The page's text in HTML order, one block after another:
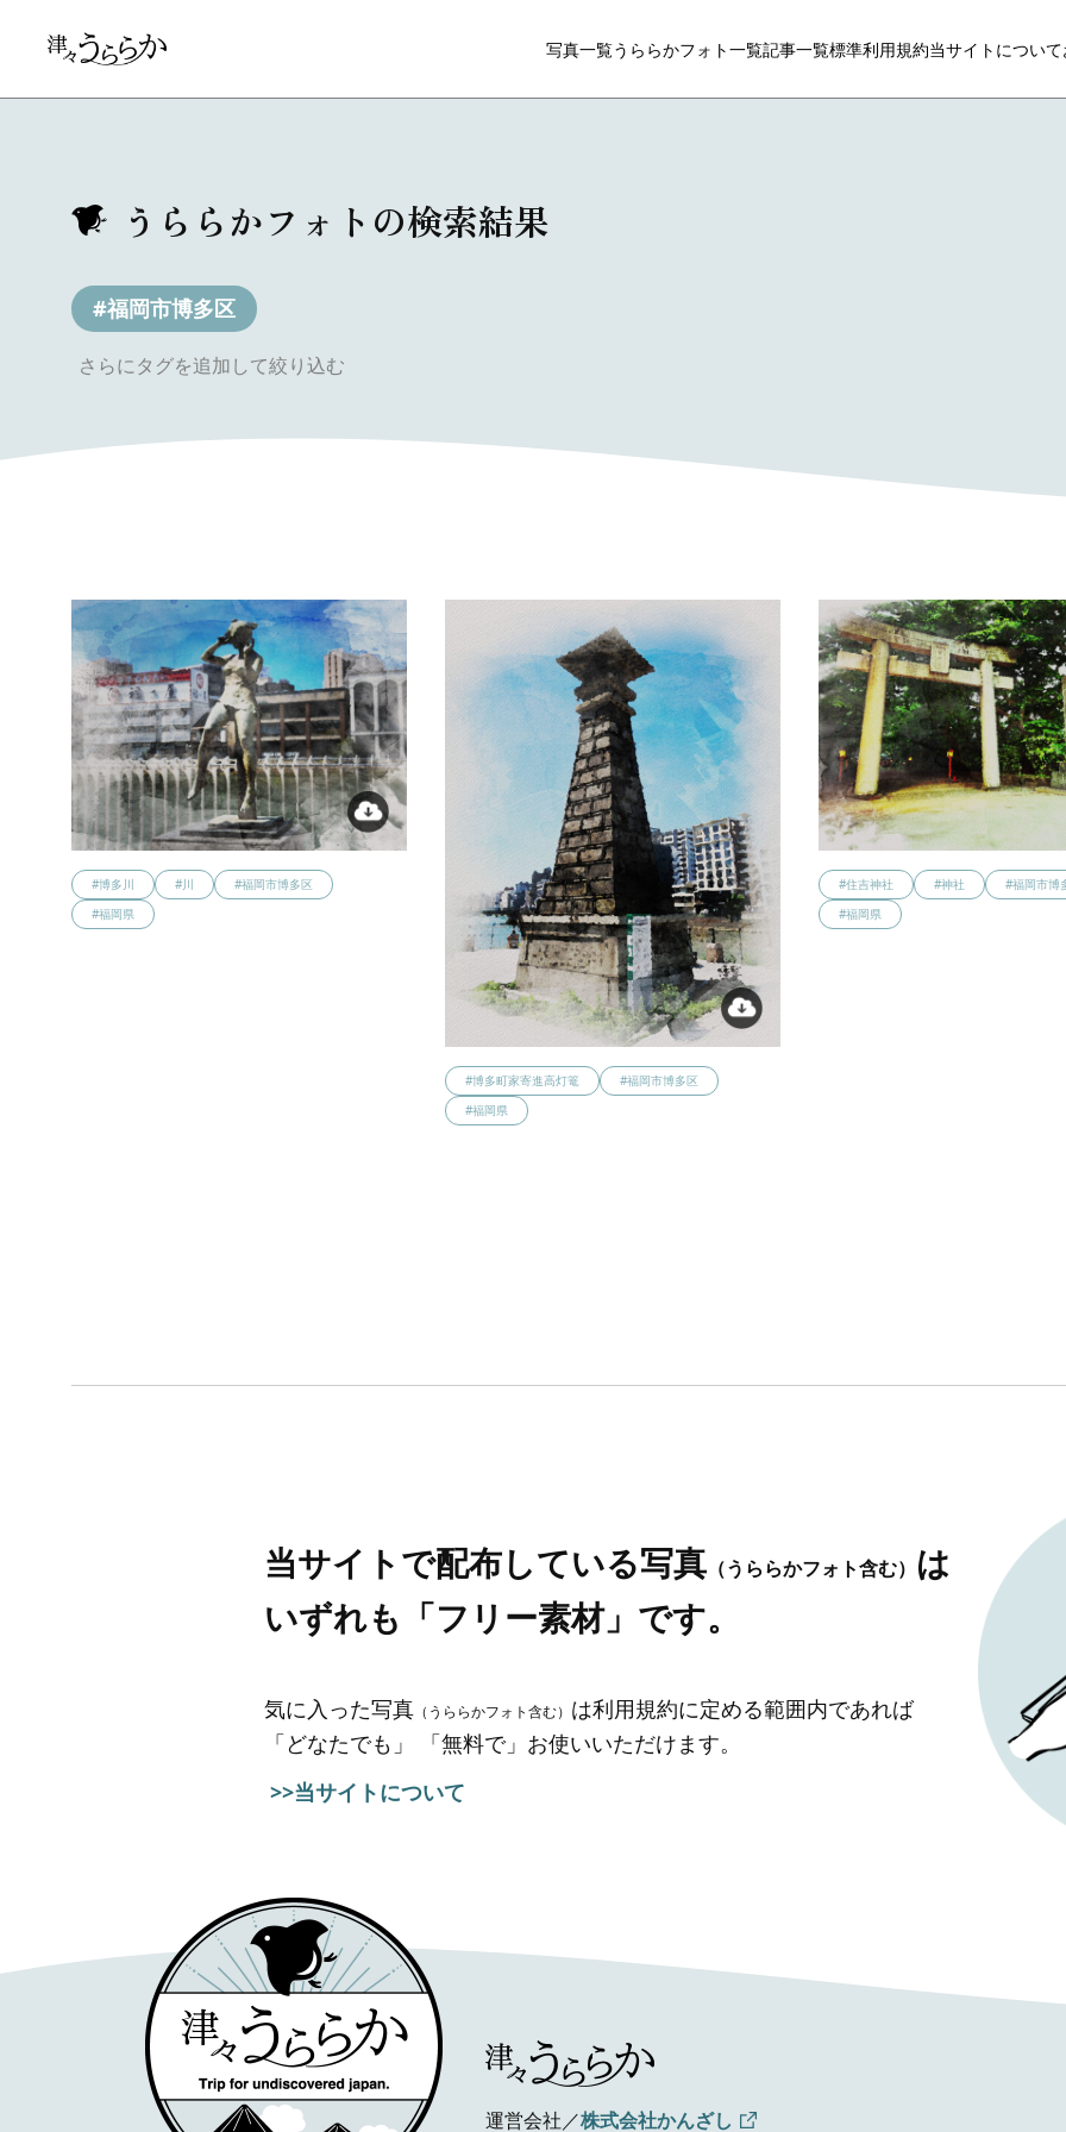
写真一覧うららかフォト一覧記事一覧標準利用規約当サイトについて
うららかフォトの検索結果
#福岡市博多区
さらにタグを追加して絞り込む
#博多川 #川
#福岡市博多区
#福岡県
#博多町家寄進高灯篭
#福岡市博多区
#福岡県
#住吉神社 #神社
#福岡市博
#福岡県
当サイトで配布している写真 （うららかフォト含む） は
いずれも「フリー素材」です。
気に入った写真 （うららかフォト含む） は利用規約に定める範囲内であれば
「どなたでも」 「無料で」お使いいただけます。
>>当サイトについて
運営会社／株式会社かんざし